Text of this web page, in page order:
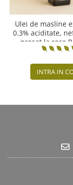
Ulei de masline
0.3% aciditate,
presat la rece
NOUA
INTRA IN